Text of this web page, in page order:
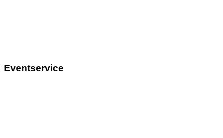
Eventservice